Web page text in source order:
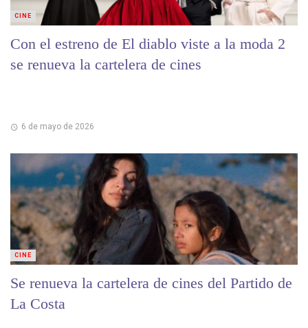
Con el estreno de El diablo viste a la moda 2
se renueva la cartelera de cines
6 de mayo de 2026
CINE
Se renueva la cartelera de cines del Partido de
La Costa
CINE